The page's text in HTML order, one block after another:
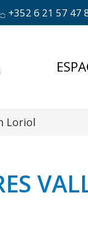
+352 6 21 57 47
Loriol